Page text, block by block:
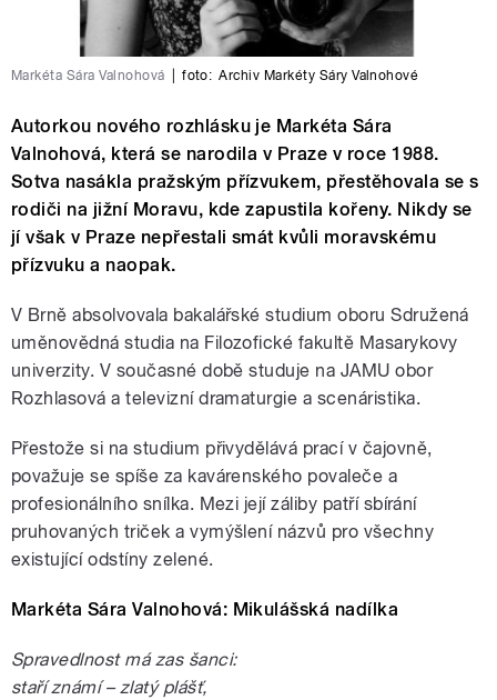
Markéta Sára Valnohová foto: Archiv Markéty Sáry Valnohové
Autorkou nového rozhlásku je Markéta Sára
Valnohová, která se narodila v Praze v roce 1988.
Sotva nasákla pražským přízvukem, přestěhovala se s
rodiči na jižní Moravu, kde zapustila kořeny. Nikdy se
jí však v Praze nepřestali smát kvůli moravskému
přízvuku a naopak.
V Brně absolvovala bakalářské studium oboru Sdružená
uměnovědná studia na Filozofické fakultě Masarykovy
univerzity. V současné době studuje na JAMU obor
Rozhlasová a televizní dramaturgie a scenáristika.
Přestože si na studium přivydělává prací v čajovně,
považuje se spíše za kavárenského povaleče a
profesionálního snílka. Mezi její záliby patří sbírání
pruhovaných triček a vymýšlení názvů pro všechny
existující odstíny zelené.
Markéta Sára Valnohová: Mikulášská nadílka
Spravedlnost má zas šanci:
staří známí – zlatý plášť,